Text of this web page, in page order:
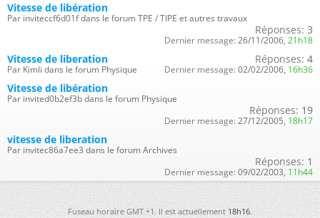
Vitesse de libération
Par inviteccf6d01f dans le forum TPE / TIPE et autres travaux
Réponses: 3
Dernier message: 26/11/2006, 21h18
Vitesse de liberation
Par Kimli dans le forum Physique
Réponses: 4
Dernier message: 02/02/2006, 16h36
Vitesse de libération
Par invited0b2ef3b dans le forum Physique
Réponses: 19
Dernier message: 27/12/2005, 18h17
vitesse de liberation
Par invitec86a7ee3 dans le forum Archives
Réponses: 1
Dernier message: 09/02/2003, 11h44
Fuseau horaire GMT +1. Il est actuellement18h16.